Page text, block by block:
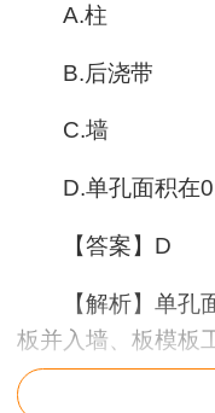
A.柱
B.后浇带
C.墙
D.单孔面积在
【答案】D
【解析】单
板并入墙、板模板
以上就是